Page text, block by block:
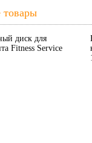
диск для
Fitness Service